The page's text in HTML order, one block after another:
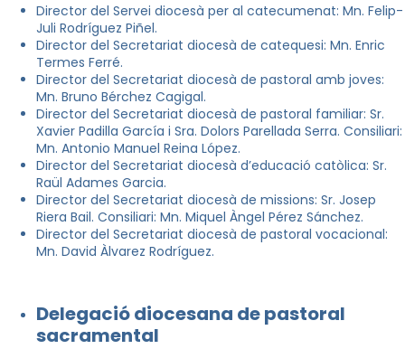
Director del Servei diocesà per al catecumenat: Mn. Felip-
Juli Rodríguez Piñel.
Director del Secretariat diocesà de catequesi: Mn. Enric
Termes Ferré.
Director del Secretariat diocesà de pastoral amb joves:
Mn. Bruno Bérchez Cagigal.
Director del Secretariat diocesà de pastoral familiar: Sr.
Xavier Padilla García i Sra. Dolors Parellada Serra. Consiliari:
Mn. Antonio Manuel Reina López.
Director del Secretariat diocesà d’educació catòlica: Sr.
Raül Adames Garcia.
Director del Secretariat diocesà de missions: Sr. Josep
Riera Bail. Consiliari: Mn. Miquel Àngel Pérez Sánchez.
Director del Secretariat diocesà de pastoral vocacional:
Mn. David Àlvarez Rodríguez.
Delegació diocesana de pastoral
sacramental